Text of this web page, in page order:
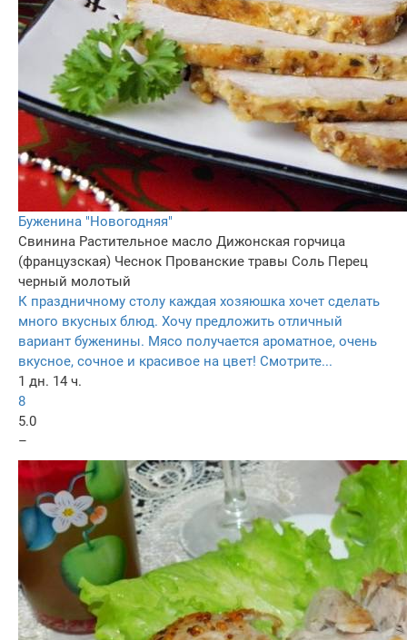
Буженина "Новогодняя"
Свинина Растительное масло Дижонская горчица
(французская) Чеснок Прованские травы Соль Перец
черный молотый
К праздничному столу каждая хозяюшка хочет сделать
много вкусных блюд. Хочу предложить отличный
вариант буженины. Мясо получается ароматное, очень
вкусное, сочное и красивое на цвет! Смотрите...
1 дн. 14 ч.
8
5.0
–